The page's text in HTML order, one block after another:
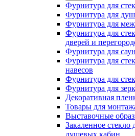
Фурнитура для
Фурнитура для
Фурнитура для
Фурнитура для
дверей и
Фурнитура для
Фурнитура для
навесов
Фурнитура для
Фурнитура для
Декоративная
Товары для
Выставочные
Закаленное стекло
душевых кабин